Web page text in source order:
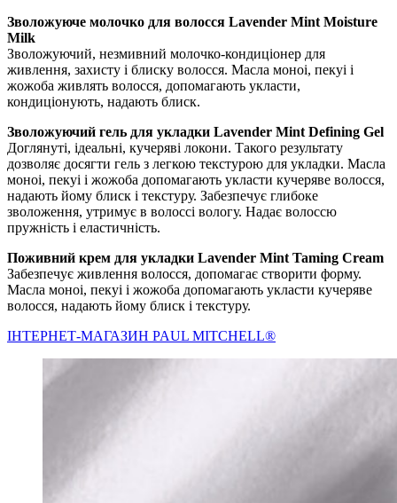
Зволожуюче молочко для волосся Lavender Mint Moisture
Milk
Зволожуючий, незмивний молочко-кондиціонер для
живлення, захисту і блиску волосся. Масла моноі, пекуі і
жожоба живлять волосся, допомагають укласти,
кондиціонують, надають блиск.
Зволожуючий гель для укладки Lavender Mint Defining Gel
Доглянуті, ідеальні, кучеряві локони. Такого результату
дозволяє досягти гель з легкою текстурою для укладки. Масла
моноі, пекуі і жожоба допомагають укласти кучеряве волосся,
надають йому блиск і текстуру. Забезпечує глибоке
зволоження, утримує в волоссі вологу. Надає волоссю
пружність і еластичність.
Поживний крем для укладки Lavender Mint Taming Cream
Забезпечує живлення волосся, допомагає створити форму.
Масла моноі, пекуі і жожоба допомагають укласти кучеряве
волосся, надають йому блиск і текстуру.
IНТЕРНЕТ-МАГАЗИН PAUL MITCHELL®